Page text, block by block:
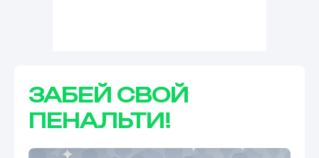
ЗАБЕЙ СВОЙ
ПЕНАЛЬТИ!